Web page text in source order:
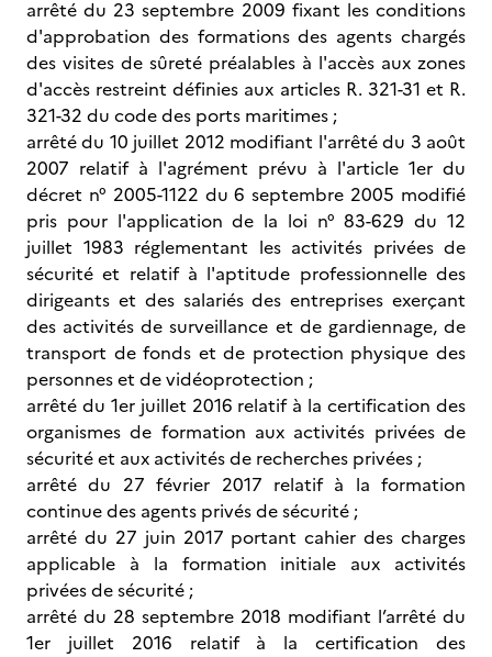
arrêté du 23 septembre 2009 fixant les conditions
d'approbation des formations des agents chargés
des visites de sûreté préalables à l'accès aux zones
d'accès restreint définies aux articles R. 321-31 et R.
321-32 du code des ports maritimes ;
arrêté du 10 juillet 2012 modifiant l'arrêté du 3 août
2007 relatif à l'agrément prévu à l'article 1er du
décret n° 2005-1122 du 6 septembre 2005 modifié
pris pour l'application de la loi n° 83-629 du 12
juillet 1983 réglementant les activités privées de
sécurité et relatif à l'aptitude professionnelle des
dirigeants et des salariés des entreprises exerçant
des activités de surveillance et de gardiennage, de
transport de fonds et de protection physique des
personnes et de vidéoprotection ;
arrêté du 1er juillet 2016 relatif à la certification des
organismes de formation aux activités privées de
sécurité et aux activités de recherches privées ;
arrêté du 27 février 2017 relatif à la formation
continue des agents privés de sécurité ;
arrêté du 27 juin 2017 portant cahier des charges
applicable à la formation initiale aux activités
privées de sécurité ;
arrêté du 28 septembre 2018 modifiant l’arrêté du
1er juillet 2016 relatif à la certification des